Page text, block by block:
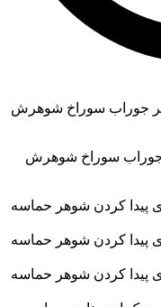
جوراب سوراخ شوهرش
پیدا کردن شوهر حماسه
پیدا کردن شوهر حماسه
پیدا کردن شوهر حماسه